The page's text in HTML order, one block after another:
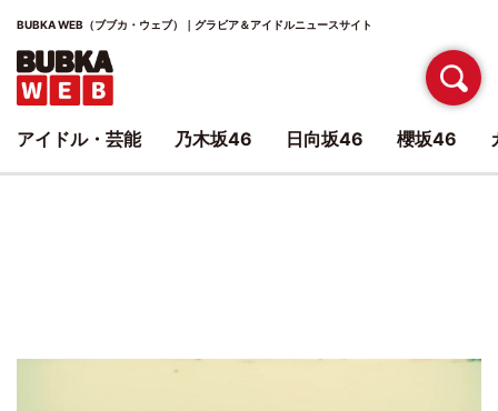
BUBKA WEB（ブブカ・ウェブ）｜グラビア＆アイドルニュースサイト
アイドル・芸能 乃木坂46 日向坂46 櫻坂46